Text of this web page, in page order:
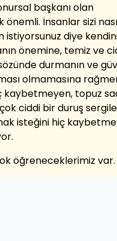
başkanı olan
İnsanlar sizi
istiyorsunuz diye
önemine, temiz ve
durmanın ve
olmamasına
topuz
ciddi bir duruş
isteğini hiç
öğreneceklerimiz var.